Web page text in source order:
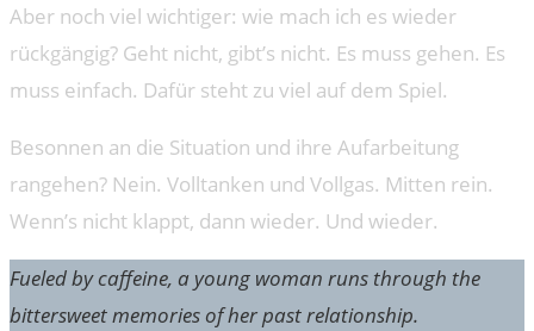
Aber noch viel wichtiger: wie mach ich es wieder
rückgängig? Geht nicht, gibt’s nicht. Es muss gehen. Es
muss einfach. Dafür steht zu viel auf dem Spiel.
Besonnen an die Situation und ihre Aufarbeitung
rangehen? Nein. Volltanken und Vollgas. Mitten rein.
Wenn’s nicht klappt, dann wieder. Und wieder.
Fueled by caffeine, a young woman runs through the
bittersweet memories of her past relationship.